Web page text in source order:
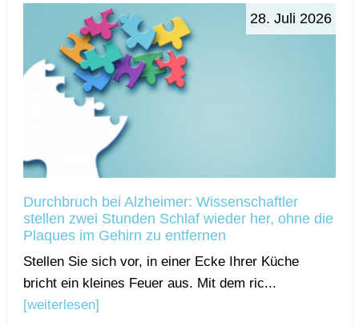
28. Juli 2026
Durchbruch bei Alzheimer: Wissenschaftler
stellen zwei Stunden Schlaf wieder her, ohne die
Plaques im Gehirn zu entfernen
Stellen Sie sich vor, in einer Ecke Ihrer Küche
bricht ein kleines Feuer aus. Mit dem ric...
[weiterlesen]